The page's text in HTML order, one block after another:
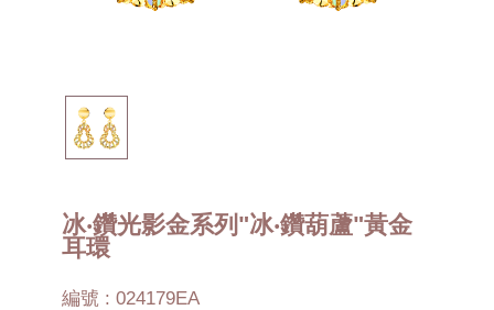
冰‧鑽光影金系列"冰‧鑽葫蘆"黃金
耳環
編號 : 024179EA